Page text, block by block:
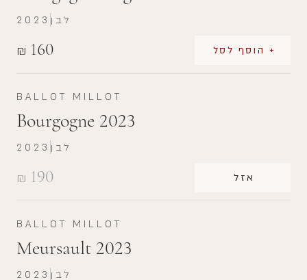
₪ 160 + הוסף לסל
2023 לבן
BALLOT MILLOT
Bourgogne 2023
₪ 190 אזל
2023 לבן
BALLOT MILLOT
Meursault 2023
2023 לבן